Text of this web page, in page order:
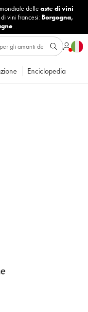
delle aste di vini
vini francesi: Borgogna,
...
Enciclopedia